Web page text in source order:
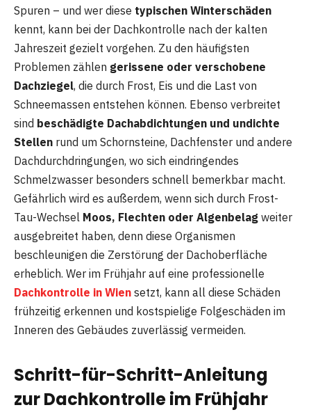
Spuren – und wer diese typischen Winterschäden
kennt, kann bei der Dachkontrolle nach der kalten
Jahreszeit gezielt vorgehen. Zu den häufigsten
Problemen zählen gerissene oder verschobene
Dachziegel, die durch Frost, Eis und die Last von
Schneemassen entstehen können. Ebenso verbreitet
sind beschädigte Dachabdichtungen und undichte
Stellen rund um Schornsteine, Dachfenster und andere
Dachdurchdringungen, wo sich eindringendes
Schmelzwasser besonders schnell bemerkbar macht.
Gefährlich wird es außerdem, wenn sich durch Frost-
Tau-Wechsel Moos, Flechten oder Algenbelag weiter
ausgebreitet haben, denn diese Organismen
beschleunigen die Zerstörung der Dachoberfläche
erheblich. Wer im Frühjahr auf eine professionelle
Dachkontrolle in Wien setzt, kann all diese Schäden
frühzeitig erkennen und kostspielige Folgeschäden im
Inneren des Gebäudes zuverlässig vermeiden.
Schritt-für-Schritt-Anleitung
zur Dachkontrolle im Frühjahr